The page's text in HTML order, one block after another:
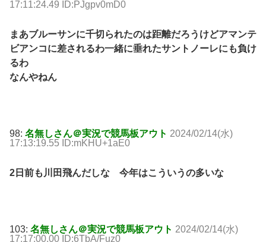
17:11:24.49 ID:PJgpv0mD0
まあブルーサンに千切られたのは距離だろうけどアマンテ
ビアンコに差されるわ一緒に垂れたサントノーレにも負け
るわ
なんやねん
98: 名無しさん＠実況で競馬板アウト 2024/02/14(水)
17:13:19.55 ID:mKHU+1aE0
2日前も川田飛んだしな 今年はこういうの多いな
103: 名無しさん＠実況で競馬板アウト 2024/02/14(水)
17:17:00.00 ID:6TbA/Fuz0